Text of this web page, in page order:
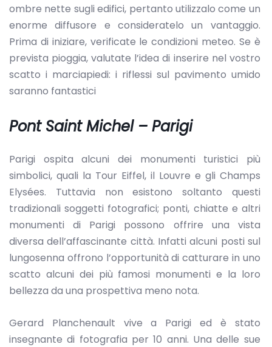
ombre nette sugli edifici, pertanto utilizzalo come un
enorme diffusore e consideratelo un vantaggio.
Prima di iniziare, verificate le condizioni meteo. Se è
prevista pioggia, valutate l’idea di inserire nel vostro
scatto i marciapiedi: i riflessi sul pavimento umido
saranno fantastici
Pont Saint Michel – Parigi
Parigi ospita alcuni dei monumenti turistici più
simbolici, quali la Tour Eiffel, il Louvre e gli Champs
Elysées. Tuttavia non esistono soltanto questi
tradizionali soggetti fotografici; ponti, chiatte e altri
monumenti di Parigi possono offrire una vista
diversa dell’affascinante città. Infatti alcuni posti sul
lungosenna offrono l’opportunità di catturare in uno
scatto alcuni dei più famosi monumenti e la loro
bellezza da una prospettiva meno nota.
Gerard Planchenault vive a Parigi ed è stato
insegnante di fotografia per 10 anni. Una delle sue